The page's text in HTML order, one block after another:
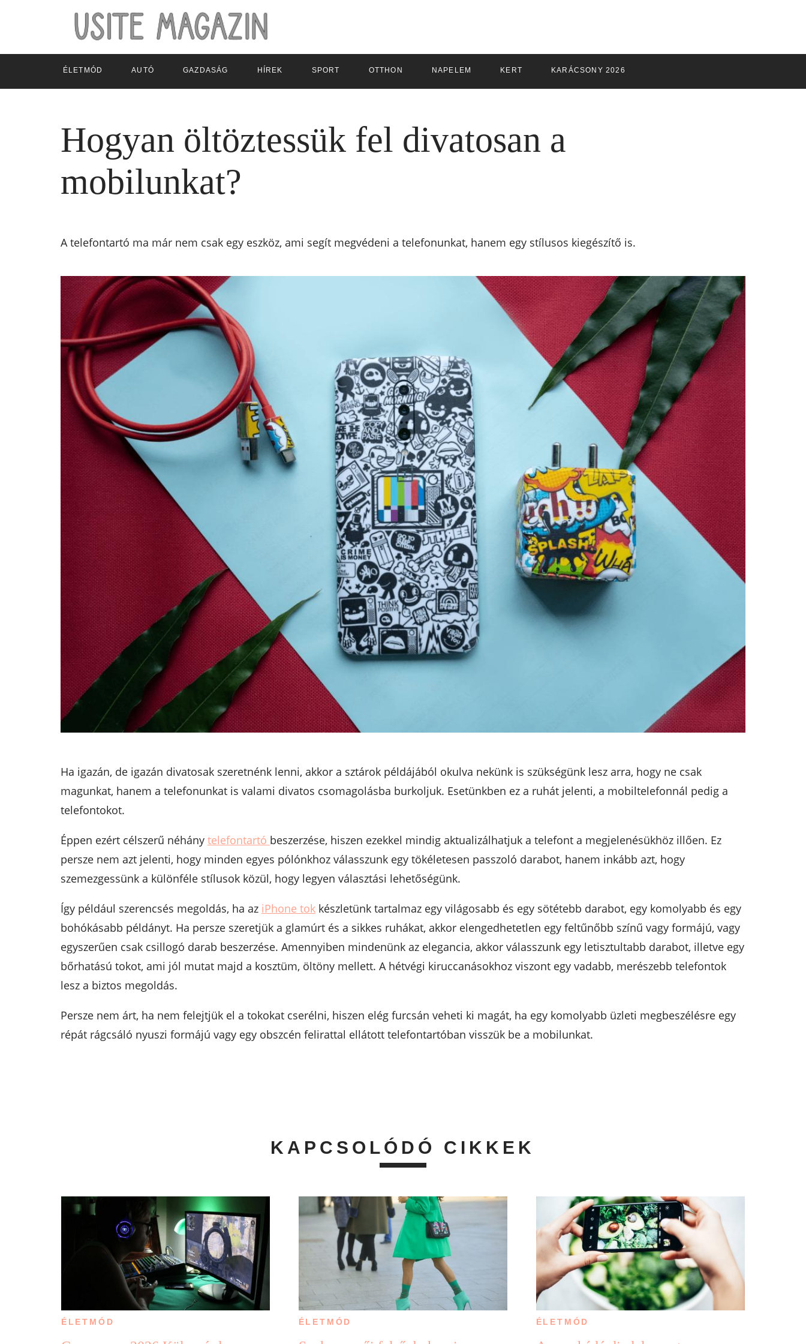
ÉLETMÓD AUTÓ GAZDASÁG HÍREK SPORT OTTHON NAPELEM KERT KARÁCSONY 2026
Hogyan öltöztessük fel divatosan a
mobilunkat?
A telefontartó ma már nem csak egy eszköz, ami segít megvédeni a telefonunkat, hanem egy stílusos kiegészítő is.
Ha igazán, de igazán divatosak szeretnénk lenni, akkor a sztárok példájából okulva nekünk is szükségünk lesz arra, hogy ne csak
magunkat, hanem a telefonunkat is valami divatos csomagolásba burkoljuk. Esetünkben ez a ruhát jelenti, a mobiltelefonnál pedig a
telefontokot.
Éppen ezért célszerű néhány telefontartó beszerzése, hiszen ezekkel mindig aktualizálhatjuk a telefont a megjelenésükhöz illően. Ez
persze nem azt jelenti, hogy minden egyes pólónkhoz válasszunk egy tökéletesen passzoló darabot, hanem inkább azt, hogy
szemezgessünk a különféle stílusok közül, hogy legyen választási lehetőségünk.
Így például szerencsés megoldás, ha az iPhone tokkészletünk tartalmaz egy világosabb és egy sötétebb darabot, egy komolyabb és egy
bohókásabb példányt. Ha persze szeretjük a glamúrt és a sikkes ruhákat, akkor elengedhetetlen egy feltűnőbb színű vagy formájú, vagy
egyszerűen csak csillogó darab beszerzése. Amennyiben mindenünk az elegancia, akkor válasszunk egy letisztultabb darabot, illetve egy
bőrhatású tokot, ami jól mutat majd a kosztüm, öltöny mellett. A hétvégi kiruccanásokhoz viszont egy vadabb, merészebb telefontok
lesz a biztos megoldás.
Persze nem árt, ha nem felejtjük el a tokokat cserélni, hiszen elég furcsán veheti ki magát, ha egy komolyabb üzleti megbeszélésre egy
répát rágcsáló nyuszi formájú vagy egy obszcén felirattal ellátott telefontartóban visszük be a mobilunkat.
KAPCSOLÓDÓ CIKKEK
ÉLETMÓD ÉLETMÓD ÉLETMÓD